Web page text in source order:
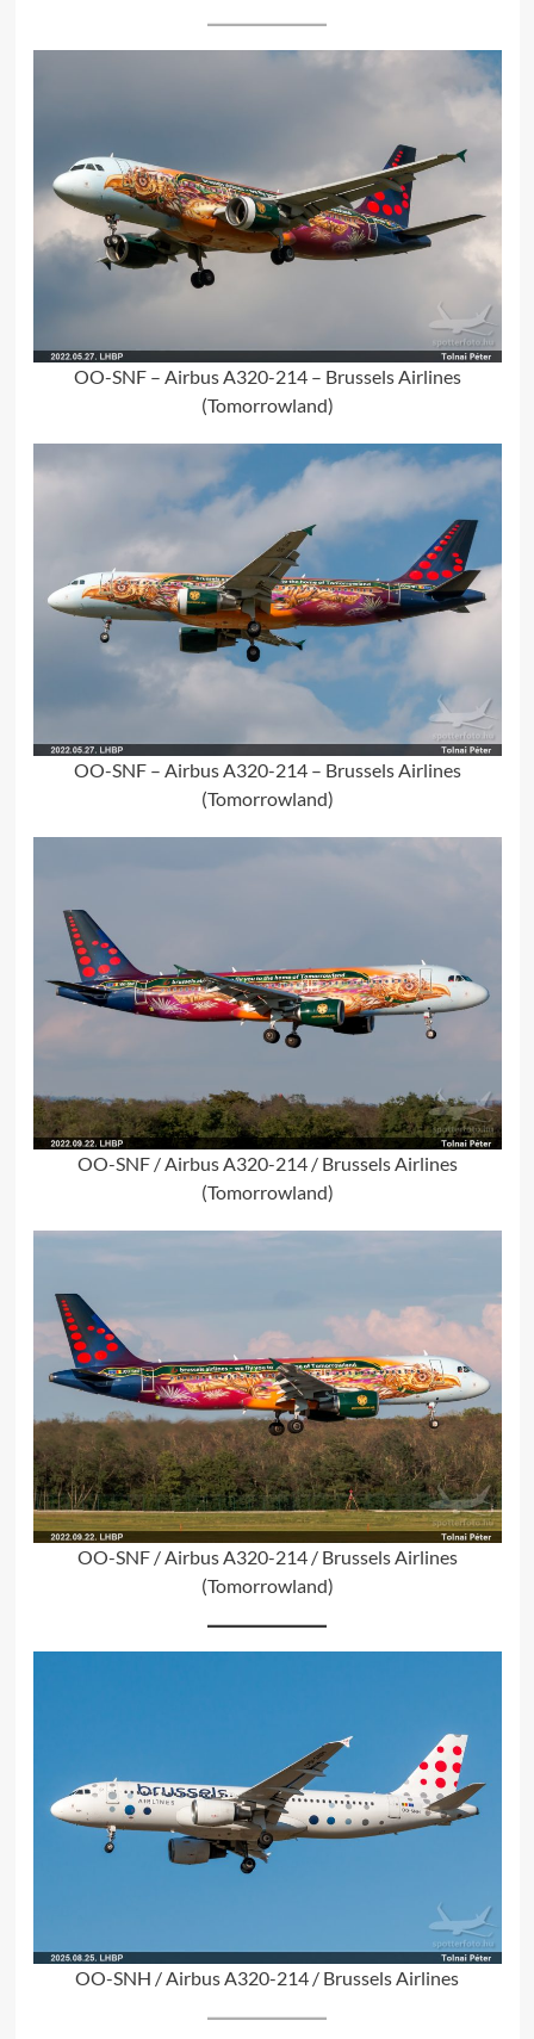
OO-SNF – Airbus A320-214 – Brussels Airlines
(Tomorrowland)
OO-SNF – Airbus A320-214 – Brussels Airlines
(Tomorrowland)
OO-SNF / Airbus A320-214 / Brussels Airlines
(Tomorrowland)
OO-SNF / Airbus A320-214 / Brussels Airlines
(Tomorrowland)
OO-SNH / Airbus A320-214 / Brussels Airlines